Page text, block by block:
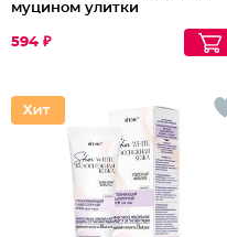
муцином улитки
594 ₽